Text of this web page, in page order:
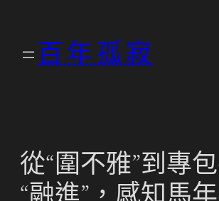
百年孤寂
從“圍不雅”到專